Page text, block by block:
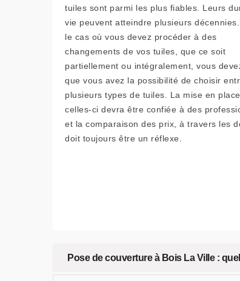
tuiles sont parmi les plus fiables. Leurs
vie peuvent atteindre plusieurs
le cas où vous devez procéder à des
changements de vos tuiles, que ce soit
partiellement ou intégralement, vous
que vous avez la possibilité de choisir
plusieurs types de tuiles. La mise en
celles-ci devra être confiée à des
et la comparaison des prix, à travers les
doit toujours être un réflexe.
Pose de couverture à Bois La Ville :